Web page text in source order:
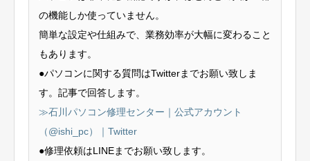
の機能しか使っていません。
簡単な設定や仕組みで、業務効率が大幅に変わること
もあります。
●パソコンに関する質問はTwitterまでお願い致しま
す。記事で回答します。
≫石川パソコン修理センター｜公式アカウント
（@ishi_pc）｜Twitter
●修理依頼はLINEまでお願い致します。